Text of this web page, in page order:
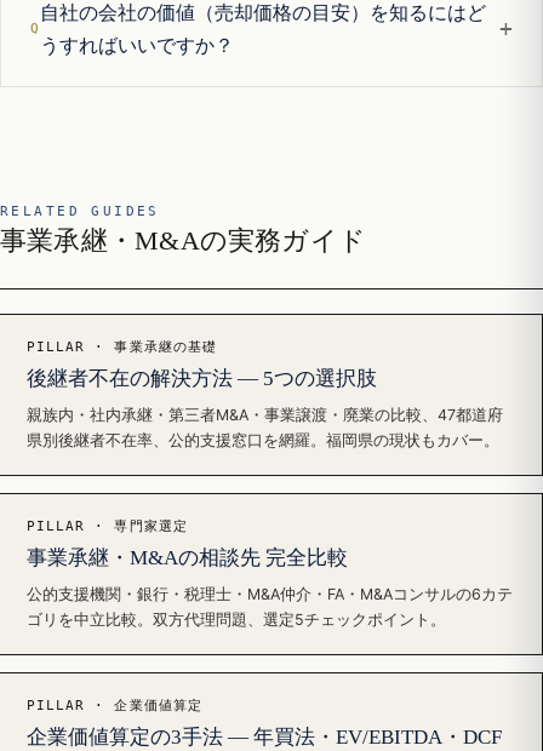
自社の会社の価値（売却価格の目安）を知るにはど
うすればいいですか？
+
RELATED GUIDES
事業承継・M&Aの実務ガイド
PILLAR · 事業承継の基礎
後継者不在の解決方法 — 5つの選択肢
親族内・社内承継・第三者M&A・事業譲渡・廃業の比較、47都道府
県別後継者不在率、公的支援窓口を網羅。福岡県の現状もカバー。
PILLAR · 専門家選定
事業承継・M&Aの相談先 完全比較
公的支援機関・銀行・税理士・M&A仲介・FA・M&Aコンサルの6カテ
ゴリを中立比較。双方代理問題、選定5チェックポイント。
PILLAR · 企業価値算定
企業価値算定の3手法 — 年買法・EV/EBITDA・DCF